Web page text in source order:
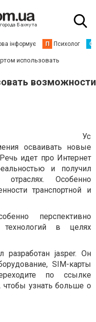
інформує П Психолог С
использовать
возможности
Ус
осваивать новые
идет про Интернет
и получил
Особенно
транспортной и
перспективно
технологий в целях
разработан jasper. Он
SIM-карты
по ссылке
чтобы узнать больше о